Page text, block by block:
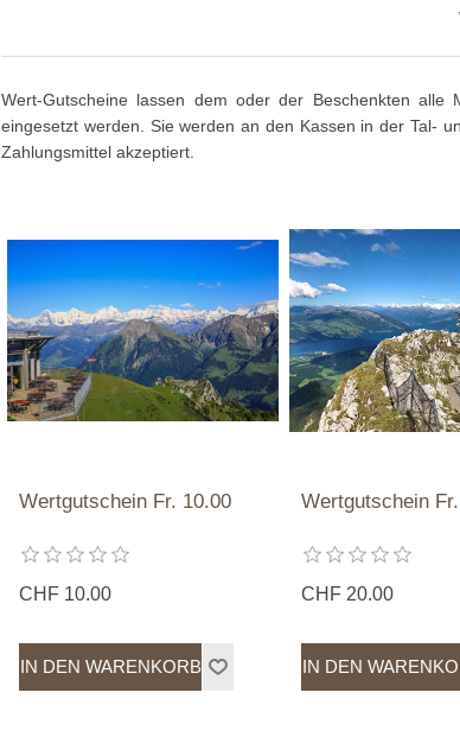
Wert-Gutscheine lassen dem oder der Beschenkten alle
eingesetzt werden. Sie werden an den Kassen in der Tal-
Zahlungsmittel akzeptiert.
Wertgutschein Fr. 10.00
CHF 10.00
Wertgutschein
CHF 20.00